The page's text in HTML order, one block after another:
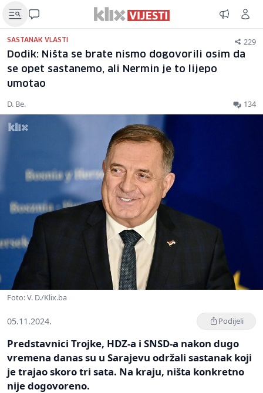
SASTANAK VLASTI 229
Dodik: Ništa se brate nismo dogovorili osim da
se opet sastanemo, ali Nermin je to lijepo
umotao
D. Be. 134
Foto: V. D./Klix.ba
05.11.2024. Podijeli
Predstavnici Trojke, HDZ-a i SNSD-a nakon dugo
vremena danas su u Sarajevu održali sastanak koji
je trajao skoro tri sata. Na kraju, ništa konkretno
nije dogovoreno.